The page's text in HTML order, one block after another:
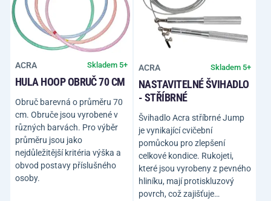
ACRA Skladem 5+
HULA HOOP OBRUČ 70 CM
Obruč barevná o průměru 70
cm. Obruče jsou vyrobené v
různých barvách. Pro výběr
průměru jsou jako
nejdůležitější kritéria výška a
obvod postavy příslušného
osoby.
ACRA Skladem 5+
NASTAVITELNÉ ŠVIHADLO
- STŘÍBRNÉ
Švihadlo Acra stříbrné Jump
je vynikající cvičební
pomůckou pro zlepšení
celkové kondice. Rukojeti,
které jsou vyrobeny z pevného
hliníku, mají protiskluzový
povrch, což zajišťuje…